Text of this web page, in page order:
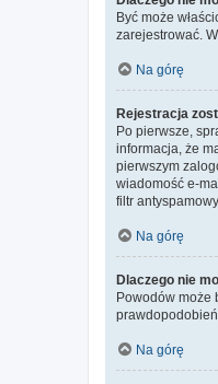
Być może
zarejestrować.
Na górę
Rejestracja
Po pierwsze,
informacja, że
pierwszym
wiadomość e-
filtr
Na górę
Dlaczego nie
Powodów może
Na górę